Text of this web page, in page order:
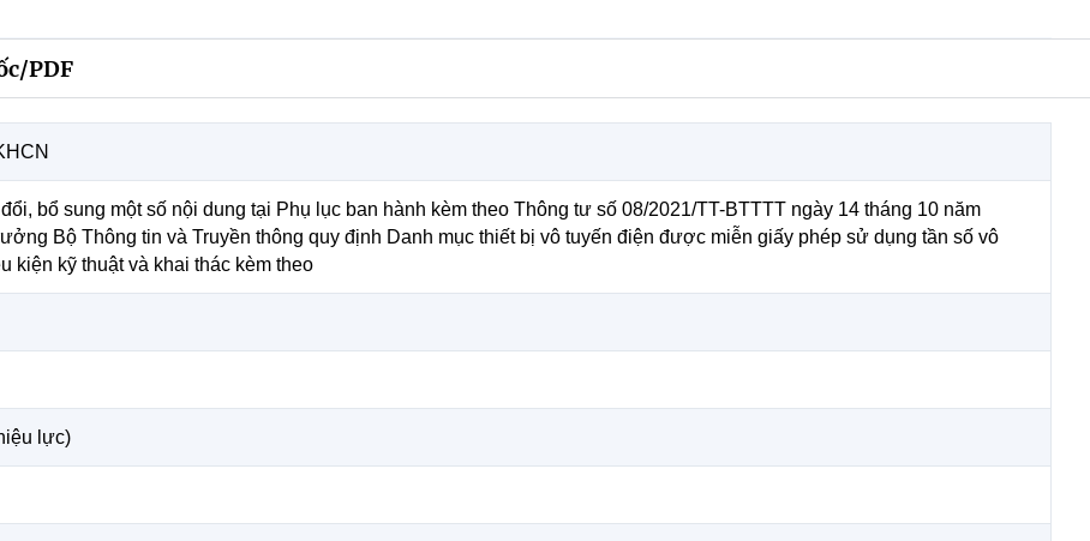
PDF
bổ sung một số nội dung tại Phụ lục ban hành kèm theo Thông tư số 08/2021/TT-BTTTT ngày 14 tháng 10 năm
Bộ Thông tin và Truyền thông quy định Danh mục thiết bị vô tuyến điện được miễn giấy phép sử dụng tần số vô
kiện kỹ thuật và khai thác kèm theo
lực)